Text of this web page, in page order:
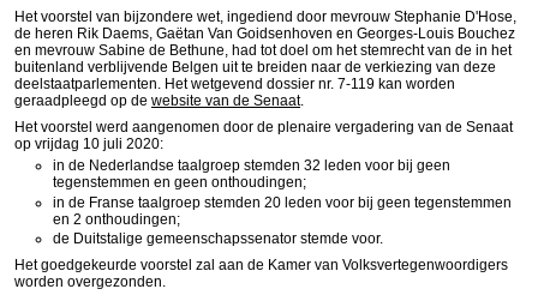
Het voorstel van bijzondere wet, ingediend door mevrouw Stephanie D'Hose,
de heren Rik Daems, Gaëtan Van Goidsenhoven en Georges-Louis Bouchez
en mevrouw Sabine de Bethune, had tot doel om het stemrecht van de in het
buitenland verblijvende Belgen uit te breiden naar de verkiezing van deze
deelstaatparlementen. Het wetgevend dossier nr. 7-119 kan worden
geraadpleegd op de website van de Senaat.
Het voorstel werd aangenomen door de plenaire vergadering van de Senaat
op vrijdag 10 juli 2020:
in de Nederlandse taalgroep stemden 32 leden voor bij geen
tegenstemmen en geen onthoudingen;
in de Franse taalgroep stemden 20 leden voor bij geen tegenstemmen
en 2 onthoudingen;
de Duitstalige gemeenschapssenator stemde voor.
Het goedgekeurde voorstel zal aan de Kamer van Volksvertegenwoordigers
worden overgezonden.